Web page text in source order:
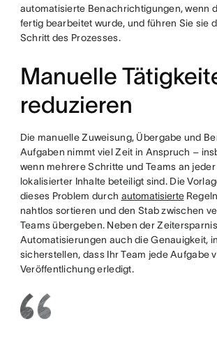
automatisierte Benachrichtigungen, wenn
fertig bearbeitet wurde, und führen Sie sie
Schritt des Prozesses.
Manuelle
reduzieren
Die manuelle Zuweisung, Übergabe und
Aufgaben nimmt viel Zeit in Anspruch –
wenn mehrere Schritte und Teams an
lokalisierter Inhalte beteiligt sind. Die
dieses Problem durch automatisierte
nahtlos sortieren und den Stab zwischen
Teams übergeben. Neben der
Automatisierungen auch die Genauigkeit,
sicherstellen, dass Ihr Team jede Aufgabe
Veröffentlichung erledigt.